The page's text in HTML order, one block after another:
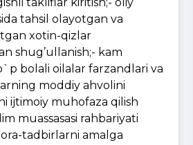
tahsil olayotgan va
xotin-qizlar
shug’ullanish;- kam
bolali oilalar farzandlari va
moddiy ahvolini
ijtimoiy muhofaza qilish
muassasasi rahbariyati
tadbirlarni amalga